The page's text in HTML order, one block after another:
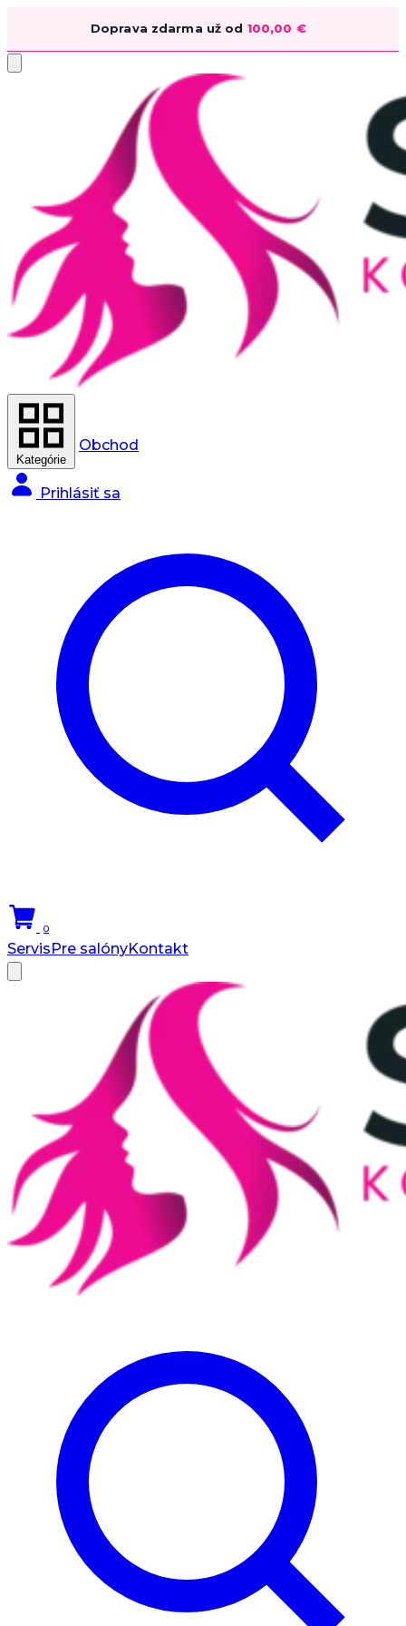
Doprava zdarma už od 100,00 €
Kategórie
Obchod
Prihlásiť sa
0
ServisPre salónyKontakt